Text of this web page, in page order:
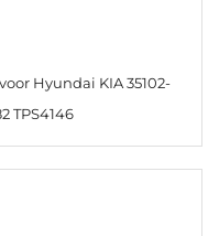
Hyundai KIA 35102-
TPS4146